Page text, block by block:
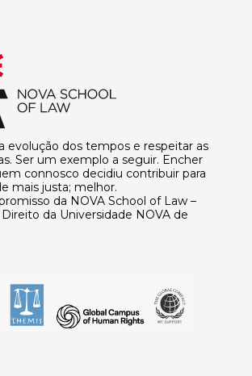
evolução dos tempos e respeitar as
Ser um exemplo a seguir. Encher
connosco decidiu contribuir para
mais justa; melhor.
da NOVA School of Law –
da Universidade NOVA de